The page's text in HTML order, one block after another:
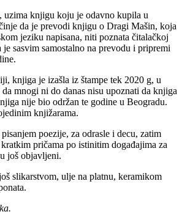
uzima knjigu koju je odavno kupila u
da je prevodi knjigu o Dragi Mašin, koja
jeziku napisana, niti poznata čitalačkoj
sasvim samostalno na prevodu i pripremi
knjiga je izašla iz štampe tek 2020 g, u
mnogi ni do danas nisu upoznati da knjiga
nije bio održan te godine u Beogradu.
knjižarama.
poezije, za odrasle i decu, zatim
pričama po istinitim događajima za
još objavljeni.
slikarstvom, ulje na platnu, keramikom